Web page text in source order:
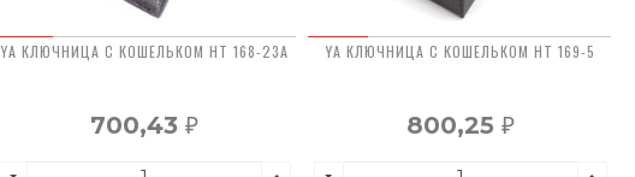
YA КЛЮЧНИЦА С КОШЕЛЬКОМ HT 168-23А
700,43₽
YA КЛЮЧНИЦА С КОШЕЛЬКОМ HT 169-5
800,25 ₽